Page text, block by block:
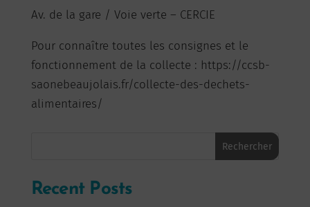
Av. de la gare / Voie verte – CERCIE
Pour connaître toutes les consignes et le
fonctionnement de la collecte : https://ccsb-
saonebeaujolais.fr/collecte-des-dechets-
alimentaires/
Rechercher
Recent Posts